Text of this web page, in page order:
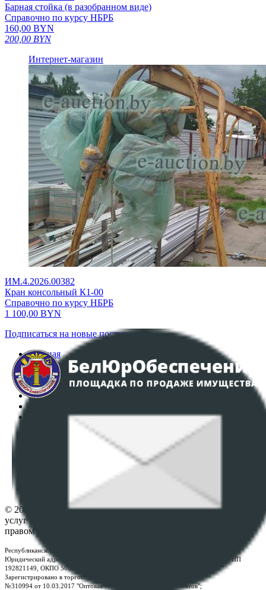
Барная стойка (в разобранном виде)
Справочно по курсу НБРБ
160,00 BYN
200,00 BYN
Интернет-магазин
ИМ.4.2026.00382
Кран консольный К1-00
Справочно по курсу НБРБ
1 100,00 BYN
Подписаться на новые поступления
Главная
Аукционы
Интернет-магазин
Регламент организации и проведения торгов
Политика в отношении обработки персональных
ПОЛОЖЕНИЕ О ПОЛИТИКЕ ОБРАБОТКИ COOKIE-
Настройки cookie-файлов
© 2026 Республиканское унитарное предприятие по оказанию
услуг "БелЮрОбеспечение" - Все права защищены авторским
правом
Республиканское унитарное предприятие по оказанию услуг "БелЮрОбеспечение"
Юридический адрес: г. Минск, пр-т. Дзержинского, 1Б, e-mail:
, УНП
192821149, ОКПО 500111895000
Зарегистрировано в торговом реестре Республики Беларусь:
№310994 от 10.03.2017 "Оптовая торговля без торговых объектов";